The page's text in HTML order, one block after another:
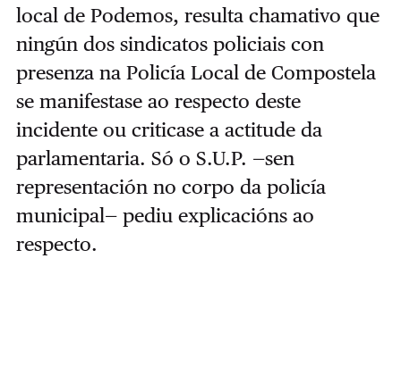
local de Podemos, resulta chamativo que
ningún dos sindicatos policiais con
presenza na Policía Local de Compostela
se manifestase ao respecto deste
incidente ou criticase a actitude da
parlamentaria. Só o S.U.P. —sen
representación no corpo da policía
municipal— pediu explicacións ao
respecto.